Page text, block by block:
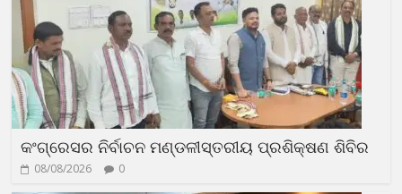
କଂଗ୍ରେସର ନିର୍ବାଚନ ମଣ୍ଡଳୀସ୍ତରୀୟ ପ୍ରଶିକ୍ଷଣ ଶିବିର
08/08/2026 0